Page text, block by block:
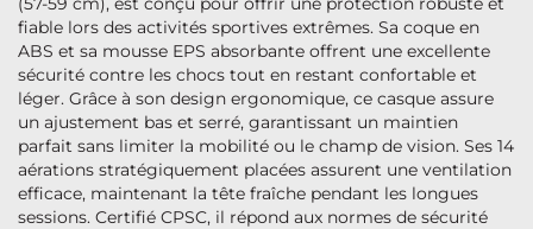
fiable lors des activités sportives extrêmes. Sa coque en
ABS et sa mousse EPS absorbante offrent une excellente
sécurité contre les chocs tout en restant confortable et
léger. Grâce à son design ergonomique, ce casque assure
un ajustement bas et serré, garantissant un maintien
parfait sans limiter la mobilité ou le champ de vision. Ses 14
aérations stratégiquement placées assurent une ventilation
efficace, maintenant la tête fraîche pendant les longues
sessions. Certifié CPSC, il répond aux normes de sécurité